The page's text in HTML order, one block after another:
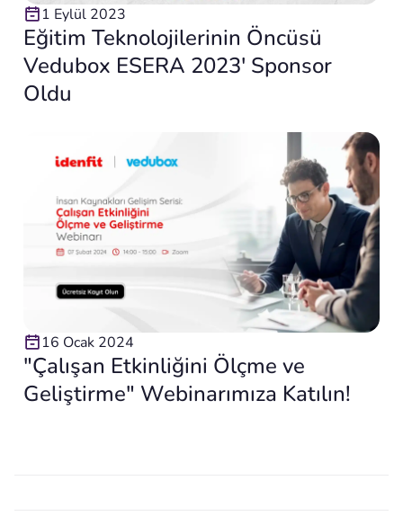
1 Eylül 2023
Eğitim Teknolojilerinin Öncüsü
Vedubox ESERA 2023′ Sponsor
Oldu
16 Ocak 2024
"Çalışan Etkinliğini Ölçme ve
Geliştirme" Webinarımıza Katılın!